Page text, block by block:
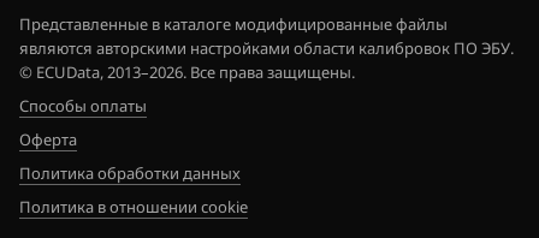
Infiniti
Iran Khodro
Isuzu
Iveco
JAC
9MFKFSN43_11CA5E_SH705822N
9MFKLLN4_11CA0A_SH705822N
9MFKLLN4_11CA4A_SH705822N
9MFKLLN4_11CA5A_SH705822N
9MFKLLN4_11CJ1A_SH705822N
Представленные в каталоге модифицированные файлы
являются авторскими настройками области калибровок ПО ЭБУ.
© ECUData, 2013–2026. Все права защищены.
Способы оплаты
Оферта
Политика обработки данных
Политика в отношении cookie